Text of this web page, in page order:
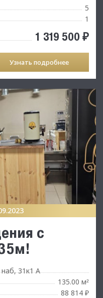
5
1
1 319 500 ₽
Узнать подробнее
с
31к1 А
135.00 м²
88 814 ₽